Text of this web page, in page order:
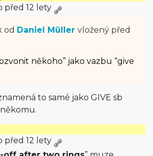
před 12 lety
od Daniel Müller vložený před
někoho” jako vazbu “give
to samé jako GIVE sb
někomu.
před 12 lety